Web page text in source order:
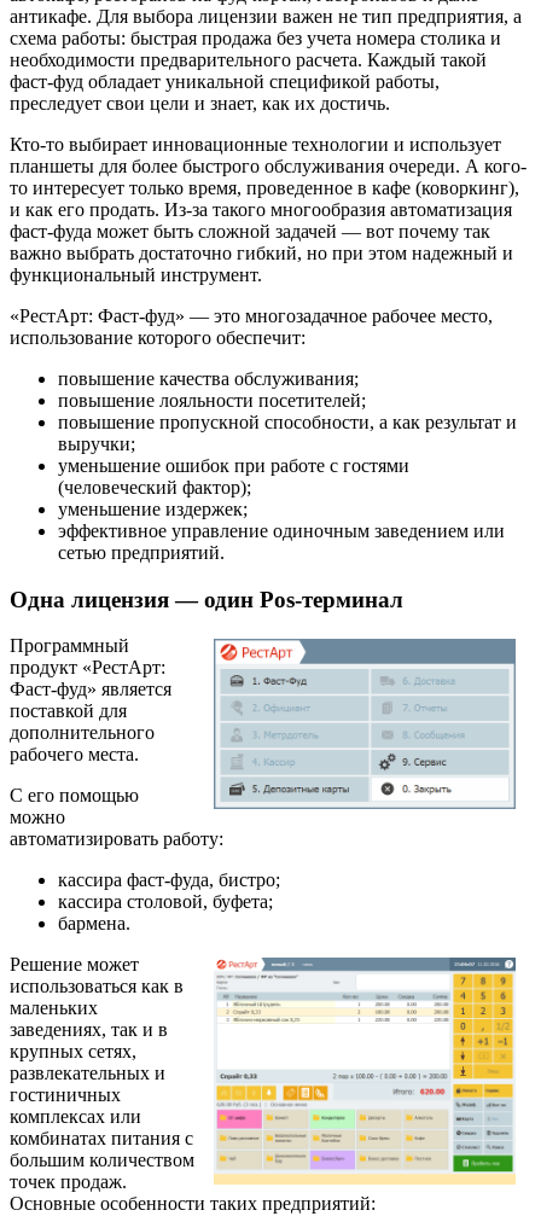
антикафе. Для выбора лицензии важен не тип предприятия, а
схема работы: быстрая продажа без учета номера столика и
необходимости предварительного расчета. Каждый такой
фаст-фуд обладает уникальной спецификой работы,
преследует свои цели и знает, как их достичь.
Кто-то выбирает инновационные технологии и использует
планшеты для более быстрого обслуживания очереди. А кого-
то интересует только время, проведенное в кафе (коворкинг),
и как его продать. Из-за такого многообразия автоматизация
фаст-фуда может быть сложной задачей — вот почему так
важно выбрать достаточно гибкий, но при этом надежный и
функциональный инструмент.
«РестАрт: Фаст-фуд» — это многозадачное рабочее место,
использование которого обеспечит:
повышение качества обслуживания;
повышение лояльности посетителей;
повышение пропускной способности, а как результат и
выручки;
уменьшение ошибок при работе с гостями
(человеческий фактор);
уменьшение издержек;
эффективное управление одиночным заведением или
сетью предприятий.
Одна лицензия — один Pos-терминал
Программный
продукт «РестАрт:
Фаст-фуд» является
поставкой для
дополнительного
рабочего места.
С его помощью
можно
автоматизировать работу:
кассира фаст-фуда, бистро;
кассира столовой, буфета;
бармена.
Решение может
использоваться как в
маленьких
заведениях, так и в
крупных сетях,
развлекательных и
гостиничных
комплексах или
комбинатах питания с
большим количеством
точек продаж.
Основные особенности таких предприятий: